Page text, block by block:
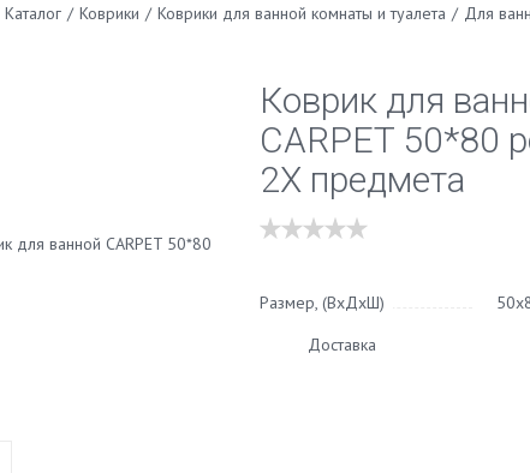
Каталог / Коврики / Коврики для ванной комнаты и туалета / Для
Коврик для
CARPET 50*80
2X предмета
Размер, (ВхДхШ)
Доставка